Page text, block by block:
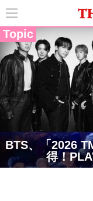
Topic
BTS、「2026
得！